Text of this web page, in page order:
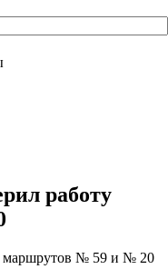
работу